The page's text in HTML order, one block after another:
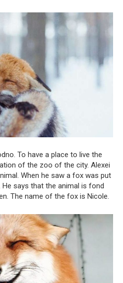
To have a place to live the
of the zoo of the city. Alexei
When he saw a fox was put
says that the animal is fond
The name of the fox is Nicole.